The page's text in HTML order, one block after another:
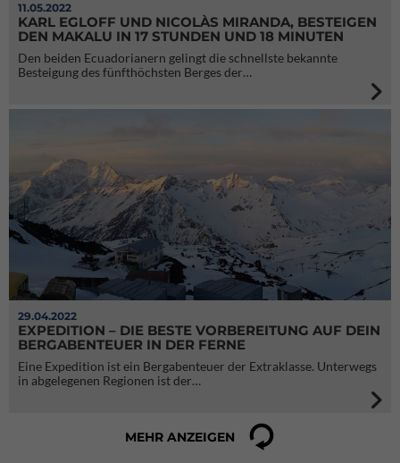
11.05.2022
KARL EGLOFF UND NICOLÀS MIRANDA, BESTEIGEN
DEN MAKALU IN 17 STUNDEN UND 18 MINUTEN
Den beiden Ecuadorianern gelingt die schnellste bekannte
Besteigung des fünfthöchsten Berges der…
29.04.2022
EXPEDITION – DIE BESTE VORBEREITUNG AUF DEIN
BERGABENTEUER IN DER FERNE
Eine Expedition ist ein Bergabenteuer der Extraklasse. Unterwegs
in abgelegenen Regionen ist der…
MEHR ANZEIGEN